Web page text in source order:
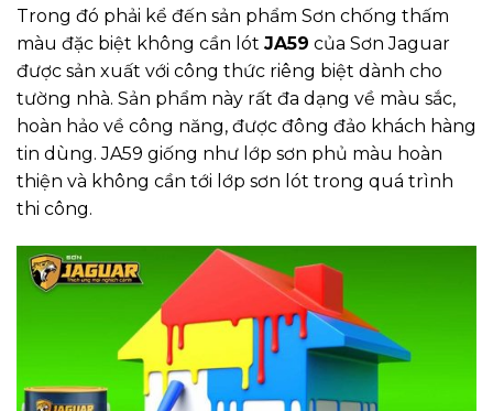
Trong đó phải kể đến sản phẩm Sơn chống thấm
màu đặc biệt không cần lót JA59 của Sơn Jaguar
được sản xuất với công thức riêng biệt dành cho
tường nhà. Sản phẩm này rất đa dạng về màu sắc,
hoàn hảo về công năng, được đông đảo khách hàng
tin dùng. JA59 giống như lớp sơn phủ màu hoàn
thiện và không cần tới lớp sơn lót trong quá trình
thi công.